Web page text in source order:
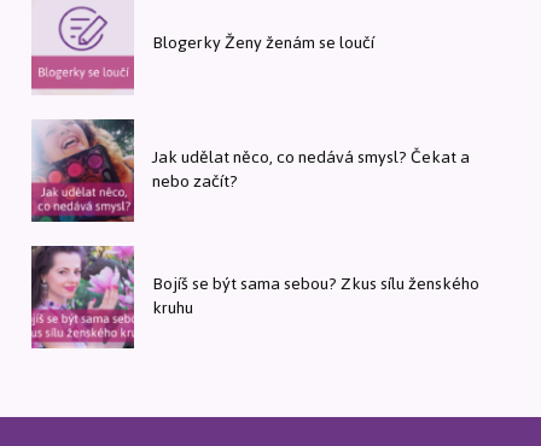
Blogerky Ženy ženám se loučí
Jak udělat něco, co nedává smysl? Čekat a
nebo začít?
Bojíš se být sama sebou? Zkus sílu ženského
kruhu